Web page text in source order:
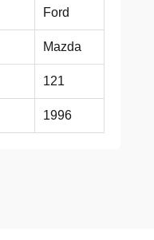
Ford
Mazda
121
1996